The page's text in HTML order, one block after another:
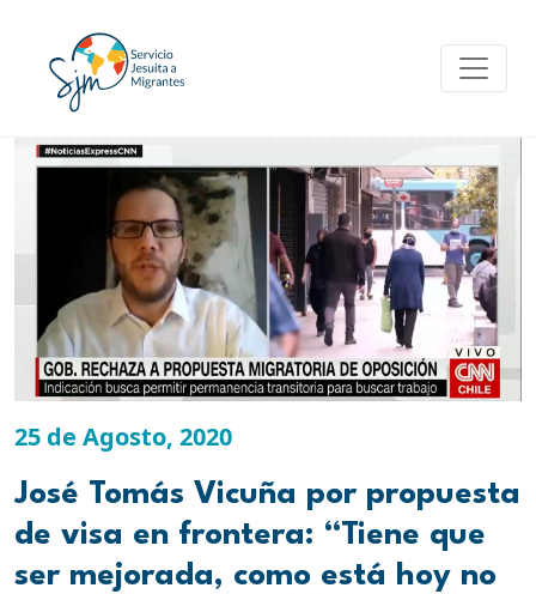
content
25 de Agosto, 2020
José Tomás Vicuña por propuesta
de visa en frontera: “Tiene que
ser mejorada, como está hoy no